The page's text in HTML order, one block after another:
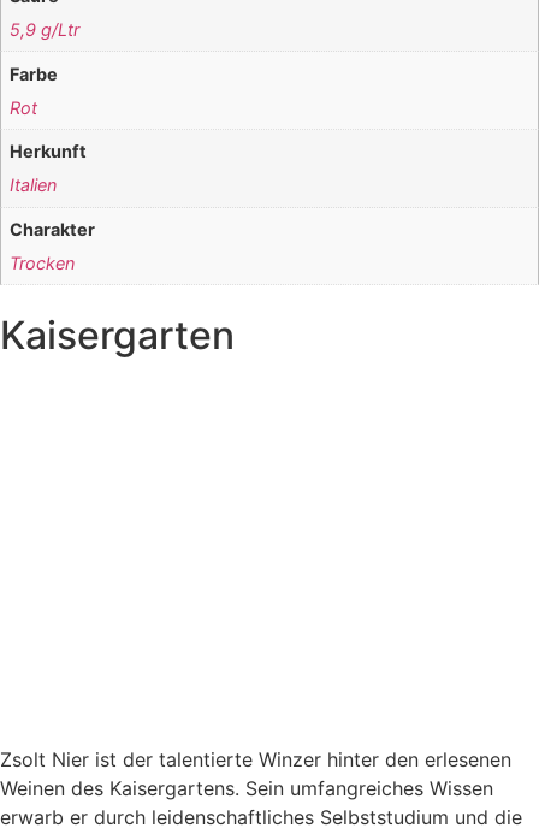
5,9 g/Ltr
Farbe
Rot
Herkunft
Italien
Charakter
Trocken
Kaisergarten
Zsolt Nier ist der talentierte Winzer hinter den erlesenen
Weinen des Kaisergartens. Sein umfangreiches Wissen
erwarb er durch leidenschaftliches Selbststudium und die